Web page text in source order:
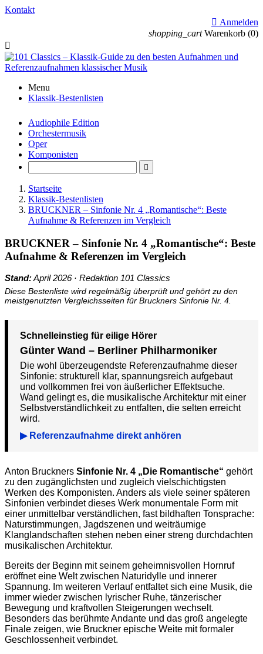
Kontakt
 Anmelden
shopping_cart Warenkorb (0)

Menu
Klassik-Bestenlisten
Audiophile Edition
Orchestermusik
Oper
Komponisten

Startseite
Klassik-Bestenlisten
BRUCKNER – Sinfonie Nr. 4 „Romantische“: Beste
Aufnahme & Referenzen im Vergleich
BRUCKNER – Sinfonie Nr. 4 „Romantische“: Beste
Aufnahme & Referenzen im Vergleich
Stand:April 2026 · Redaktion 101 Classics
Diese Bestenliste wird regelmäßig überprüft und gehört zu den
meistgenutzten Vergleichsseiten für Bruckners Sinfonie Nr. 4.
Schnelleinstieg für eilige Hörer
Günter Wand – Berliner Philharmoniker
Die wohl überzeugendste Referenzaufnahme dieser
Sinfonie: strukturell klar, spannungsreich aufgebaut
und vollkommen frei von äußerlicher Effektsuche.
Wand gelingt es, die musikalische Architektur mit einer
Selbstverständlichkeit zu entfalten, die selten erreicht
wird.
▶ Referenzaufnahme direkt anhören
Anton Bruckners Sinfonie Nr. 4 „Die Romantische“ gehört
zu den zugänglichsten und zugleich vielschichtigsten
Werken des Komponisten. Anders als viele seiner späteren
Sinfonien verbindet dieses Werk monumentale Form mit
einer unmittelbar verständlichen, fast bildhaften Tonsprache:
Naturstimmungen, Jagdszenen und weiträumige
Klanglandschaften stehen neben einer streng durchdachten
musikalischen Architektur.
Bereits der Beginn mit seinem geheimnisvollen Hornruf
eröffnet eine Welt zwischen Naturidylle und innerer
Spannung. Im weiteren Verlauf entfaltet sich eine Musik, die
immer wieder zwischen lyrischer Ruhe, tänzerischer
Bewegung und kraftvollen Steigerungen wechselt.
Besonders das berühmte Andante und das groß angelegte
Finale zeigen, wie Bruckner epische Weite mit formaler
Geschlossenheit verbindet.